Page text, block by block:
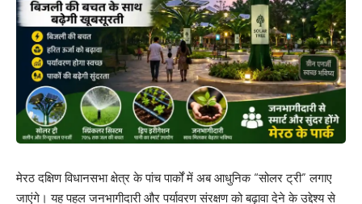
मेरठ दक्षिण विधानसभा क्षेत्र के पांच पार्कों में अब आधुनिक “सोलर ट्री” लगाए
जाएंगे। यह पहल जनभागीदारी और पर्यावरण संरक्षण को बढ़ावा देने के उद्देश्य से